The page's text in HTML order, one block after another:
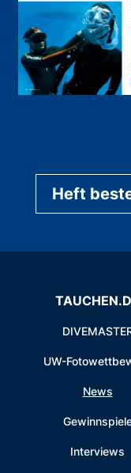
Heft
UW-
News
Interviews